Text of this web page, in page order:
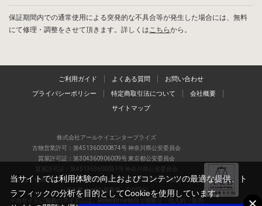
保証期間内での通常使用による突発的な不具合等が発生した場合には、無料
にて修理・調整をさせて頂きます。詳しくはこちらから。
ご利用ガイド よくある質問 お問い合わせ
プライバシーポリシー 特定商取引法について 会社概要
サイトマップ
株式会社アールケイエンタープライズ
古物営業許可：第451360000874号 神奈川県公安委員会
質屋許可証：第304360906009号 東京都公安委員会
質屋許可証：第451363600051号 神奈川県公安委員会
当店は、偽造品の流通防止を目指すAACD(日本流通自主管理協会)の正会
員企業です(会員番号：R-0196)
※当サイトに掲載のアイテムは、RodeoDrive独自で買取り・仕入れ・販売
当サイトでは利用体験の向上およびコンテンツの最適な提供、ト
ラフィックの分析を目的としてCookieを使用しています。